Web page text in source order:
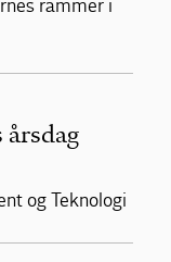
rammer i
og Teknologi